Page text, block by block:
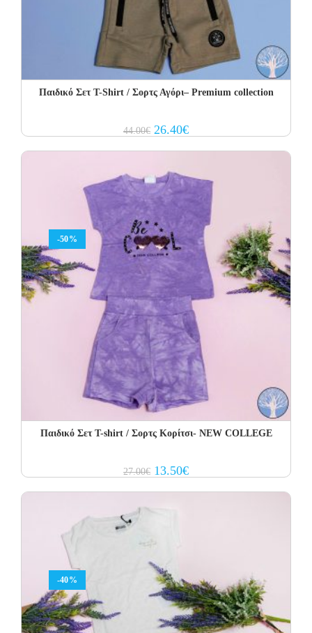
Παιδικό Σετ T-Shirt / Σορτς Αγόρι– Premium collection
44.00€ Original
price
26.40€Current
price
-50%
Παιδικό Σετ T-shirt / Σορτς Κορίτσι- NEW COLLEGE
27.00€ Original
price
13.50€Current
price
-40%